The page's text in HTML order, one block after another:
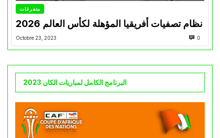
متفرقات
نظام تصفيات أفريقيا المؤهلة لكأس العالم 2026
Octobre 23, 2023 0
البرنامج الكامل لمباريات الكان 2023